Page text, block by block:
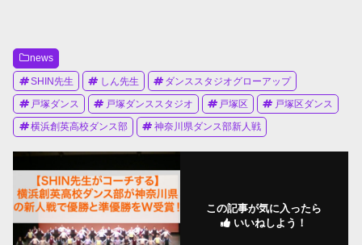
news
SHIN先生 しん先生 ダンススタジオグローアップ
戸塚ダンス 戸塚ダンススタジオ 戸塚区 戸塚区ダンス
横浜創英高校ダンス部 神奈川県ダンス部新人戦
この記事が気に入ったら
いいねしよう！